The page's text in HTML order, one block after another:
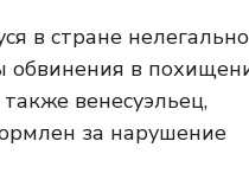
в стране
обвинения в
венесуэльец,
за нарушение